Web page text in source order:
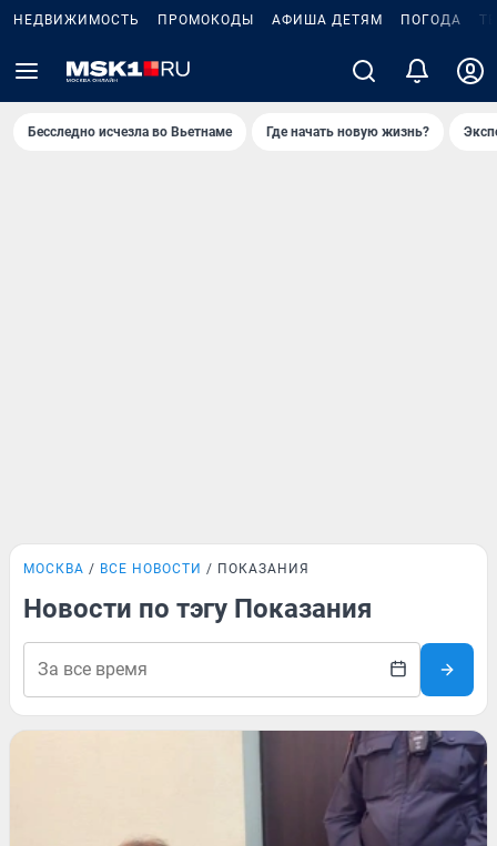
НЕДВИЖИМОСТЬ ПРОМОКОДЫ АФИША ДЕТЯМ ПОГОДА
Бесследно исчезла во Вьетнаме Где начать новую жизнь?
МОСКВА ВСЕ НОВОСТИ ПОКАЗАНИЯ
Новости по тэгу Показания